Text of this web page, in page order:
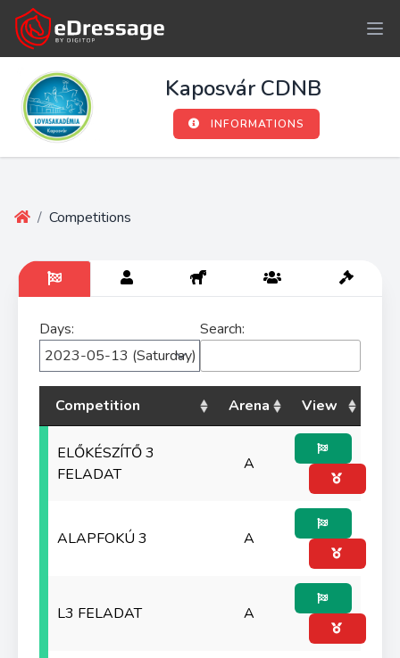
Kaposvár CDNB
INFORMATIONS
/ Competitions
Days: Search:
Competition Arena View
ELŐKÉSZÍTŐ 3
FELADAT
A
ALAPFOKÚ 3 A
L3 FELADAT A